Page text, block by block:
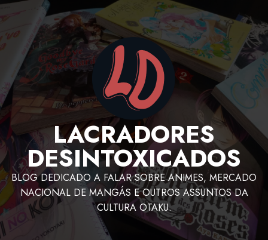
LACRADORES
DESINTOXICADOS
BLOG DEDICADO A FALAR SOBRE ANIMES, MERCADO
NACIONAL DE MANGÁS E OUTROS ASSUNTOS DA
CULTURA OTAKU.